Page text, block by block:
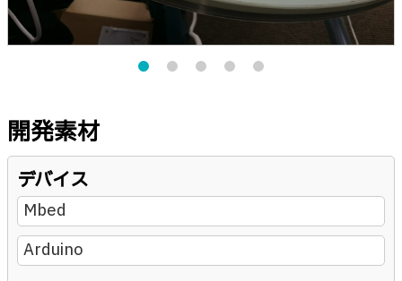
開発素材
デバイス
Mbed
Arduino